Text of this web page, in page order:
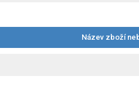
Název zboží